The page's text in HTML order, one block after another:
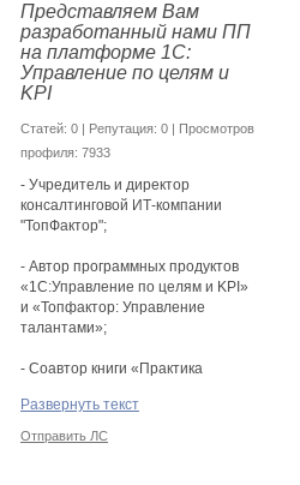
Представляем Вам
разработанный нами ПП
на платформе 1С:
Управление по целям и
KPI
Cтатей: 0 | Репутация: 0 | Просмотров
профиля: 7933
- Учредитель и директор
консалтинговой ИТ-компании
"ТопФактор";
- Автор программных продуктов
«1C:Управление по целям и KPI»
и «Топфактор: Управление
талантами»;
- Соавтор книги «Практика
статей по технологии целевого
управления;
Развернуть текст
Отправить ЛС